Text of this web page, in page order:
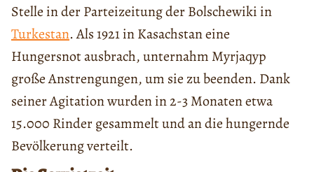
Stelle in der Parteizeitung der Bolschewiki in
Turkestan. Als 1921 in Kasachstan eine
Hungersnot ausbrach, unternahm Myrjaqyp
große Anstrengungen, um sie zu beenden. Dank
seiner Agitation wurden in 2-3 Monaten etwa
15.000 Rinder gesammelt und an die hungernde
Bevölkerung verteilt.